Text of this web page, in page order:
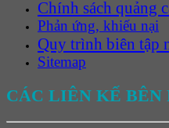
Chính sách quảng
Phản ứng, khiếu nại
Quy trình biên tập
Sitemap
CÁC LIÊN KẾ BÊN